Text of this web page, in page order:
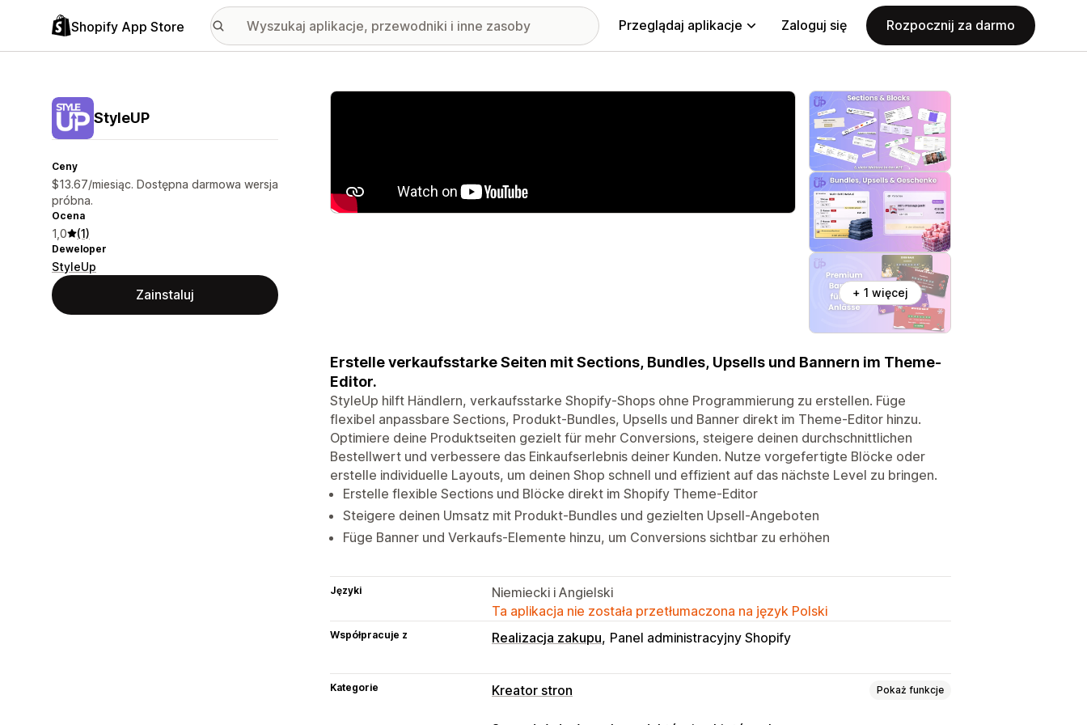
Shopify App Store Przeglądaj aplikacje Zaloguj się Rozpocznij za darmo
StyleUP
Ceny
$13.67/miesiąc. Dostępna darmowa wersja
próbna.
Ocena
1,0 (1)
Deweloper
StyleUp
Zainstaluj
Wyróżnione obrazy w galerii
+ 1 więcej
Erstelle verkaufsstarke Seiten mit Sections, Bundles, Upsells und Bannern im Theme-
Editor.
StyleUp hilft Händlern, verkaufsstarke Shopify-Shops ohne Programmierung zu erstellen. Füge
flexibel anpassbare Sections, Produkt-Bundles, Upsells und Banner direkt im Theme-Editor hinzu.
Optimiere deine Produktseiten gezielt für mehr Conversions, steigere deinen durchschnittlichen
Bestellwert und verbessere das Einkaufserlebnis deiner Kunden. Nutze vorgefertigte Blöcke oder
erstelle individuelle Layouts, um deinen Shop schnell und effizient auf das nächste Level zu bringen.
Erstelle flexible Sections und Blöcke direkt im Shopify Theme-Editor
Steigere deinen Umsatz mit Produkt-Bundles und gezielten Upsell-Angeboten
Füge Banner und Verkaufs-Elemente hinzu, um Conversions sichtbar zu erhöhen
Języki
Niemiecki i Angielski
Ta aplikacja nie została przetłumaczona na język Polski
Współpracuje z Realizacja zakupu Panel administracyjny Shopify
Kategorie Kreator stron Pokaż funkcje